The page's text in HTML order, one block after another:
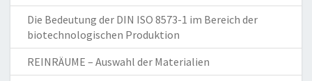
Die Bedeutung der DIN ISO 8573-1 im Bereich der
biotechnologischen Produktion
REINRÄUME – Auswahl der Materialien